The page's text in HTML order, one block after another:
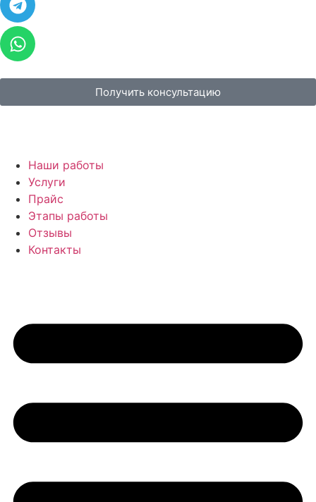
Получить консультацию
Наши работы
Услуги
Прайс
Этапы работы
Отзывы
Контакты